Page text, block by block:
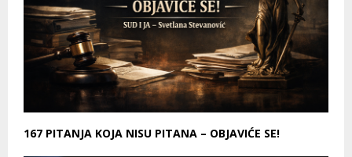
167 PITANJA KOJA NISU PITANA – OBJAVIĆE SE!